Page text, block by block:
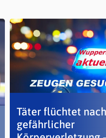
Täter flüchtet nach
gefährlicher